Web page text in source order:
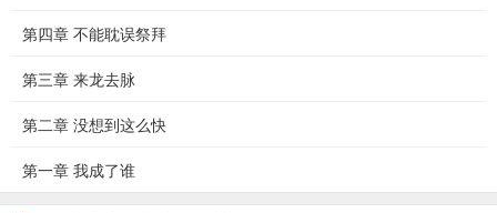
第四章 不能耽误祭拜
第三章 来龙去脉
第二章 没想到这么快
第一章 我成了谁